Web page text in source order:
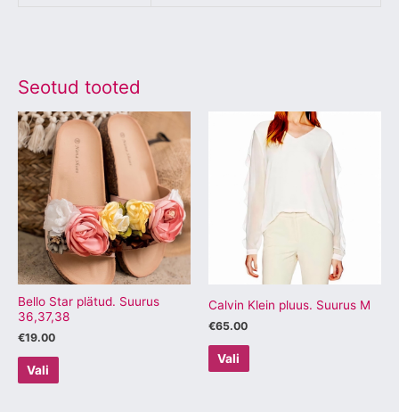
Seotud tooted
Bello Star plätud. Suurus
36,37,38
€19.00
Vali
Sellel
tootel
varianti.
Valikuid
saab
teha
tootelehel.
Calvin Klein pluus. Suurus M
€65.00
Vali
Sellel
tootel
on
mitu
varianti.
Valikuid
saab
teha
tootelehel.